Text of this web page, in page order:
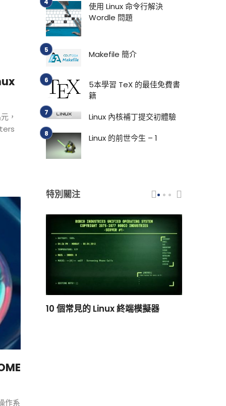
，
作系
使用 Linux 命令行解決
Wordle 問題
Makefile 簡介
5本學習 TeX 的最佳免費書
籍
Linux 內核補丁提交初體驗
Linux 的前世今生 – 1
特別關注
品牌 10 個常見的 Linux 終端模擬器